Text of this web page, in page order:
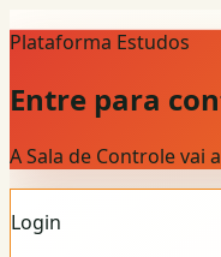
Plataforma Estudos
Entre para
A Sala de Controle vai
Login